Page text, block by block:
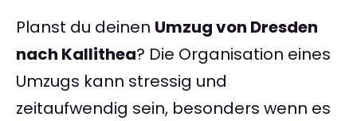
Planst du deinen Umzug von Dresden
nach Kallithea? Die Organisation eines
Umzugs kann stressig und
zeitaufwendig sein, besonders wenn es